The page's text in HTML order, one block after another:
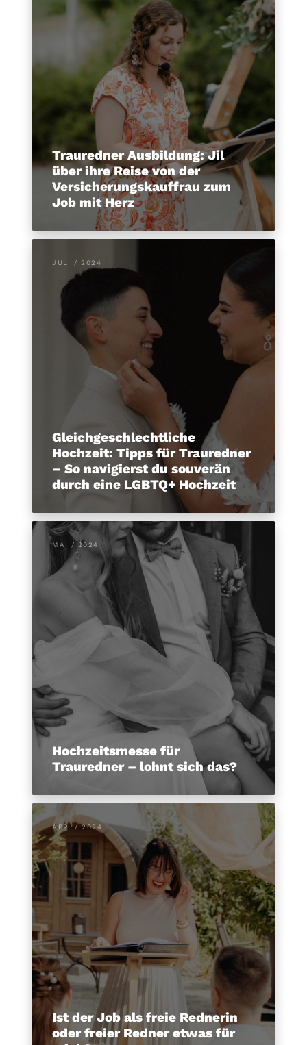
Trauredner Ausbildung: Jil
über ihre Reise von der
Versicherungskauffrau zum
Job mit Herz
JULI / 2024
Gleichgeschlechtliche
Hochzeit: Tipps für Trauredner
– So navigierst du souverän
durch eine LGBTQ+ Hochzeit
MAI / 2024
Hochzeitsmesse für
Trauredner – lohnt sich das?
APR. / 2024
Ist der Job als freie Rednerin
oder freier Redner etwas für